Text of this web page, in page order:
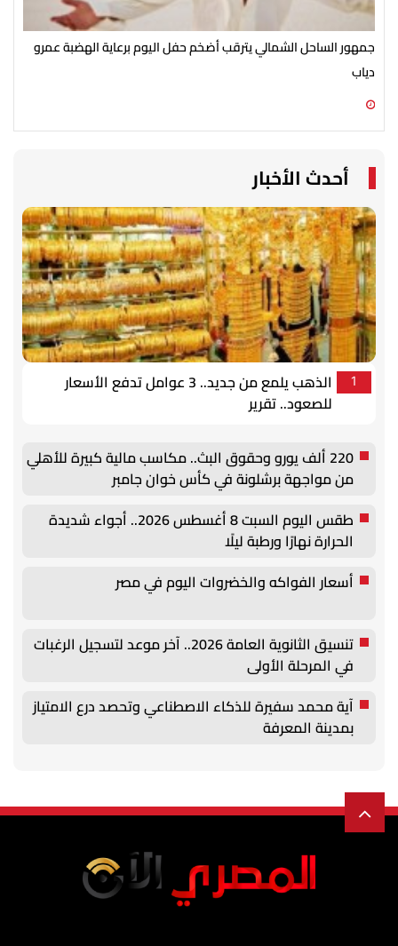
جمهور الساحل الشمالي يترقب أضخم حفل اليوم برعاية الهضبة عمرو
دياب
أحدث الأخبار
1
الذهب يلمع من جديد.. 3 عوامل تدفع الأسعار
للصعود.. تقرير
220 ألف يورو وحقوق البث.. مكاسب مالية كبيرة للأهلي
من مواجهة برشلونة في كأس خوان جامبر
طقس اليوم السبت 8 أغسطس 2026.. أجواء شديدة
الحرارة نهارًا ورطبة ليلًا
أسعار الفواكه والخضروات اليوم في مصر
تنسيق الثانوية العامة 2026.. آخر موعد لتسجيل الرغبات
في المرحلة الأولى
آية محمد سفيرة للذكاء الاصطناعي وتحصد درع الامتياز
بمدينة المعرفة